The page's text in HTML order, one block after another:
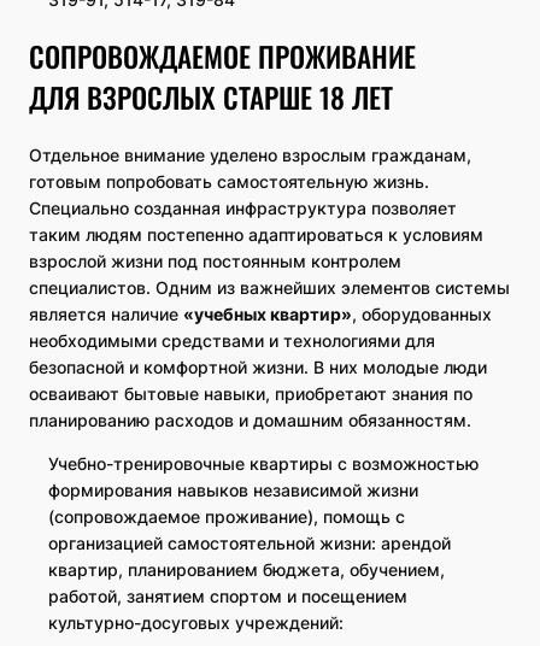
СОПРОВОЖДАЕМОЕ ПРОЖИВАНИЕ
ДЛЯ ВЗРОСЛЫХ СТАРШЕ 18 ЛЕТ
Отдельное внимание уделено взрослым гражданам,
готовым попробовать самостоятельную жизнь.
Специально созданная инфраструктура позволяет
таким людям постепенно адаптироваться к условиям
взрослой жизни под постоянным контролем
специалистов. Одним из важнейших элементов системы
является наличие «учебных квартир», оборудованных
необходимыми средствами и технологиями для
безопасной и комфортной жизни. В них молодые люди
осваивают бытовые навыки, приобретают знания по
планированию расходов и домашним обязанностям.
Учебно-тренировочные квартиры с возможностью
формирования навыков независимой жизни
(сопровождаемое проживание), помощь с
организацией самостоятельной жизни: арендой
квартир, планированием бюджета, обучением,
работой, занятием спортом и посещением
культурно-досуговых учреждений: